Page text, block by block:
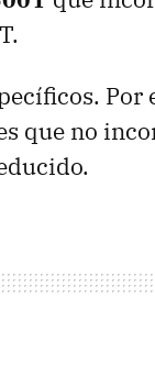
.
Por
que no